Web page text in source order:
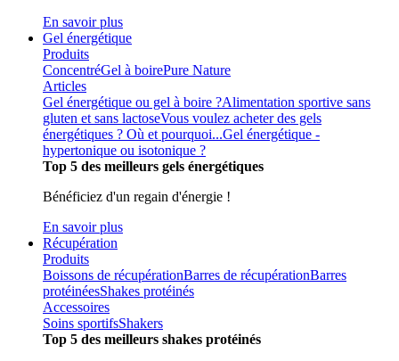
En savoir plus
Gel énergétique
Produits
ConcentréGel à boirePure Nature
Articles
Gel énergétique ou gel à boire ?Alimentation sportive sans
gluten et sans lactoseVous voulez acheter des gels
énergétiques ? Où et pourquoi...Gel énergétique -
hypertonique ou isotonique ?
Top 5 des meilleurs gels énergétiques
Bénéficiez d'un regain d'énergie !
En savoir plus
Récupération
Produits
Boissons de récupérationBarres de récupérationBarres
protéinéesShakes protéinés
Accessoires
Soins sportifsShakers
Top 5 des meilleurs shakes protéinés